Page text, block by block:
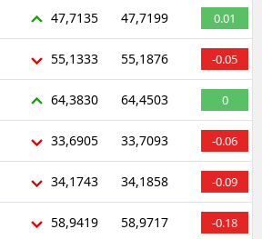
47,7135 47,7199 0.01
55,1333 55,1876 -0.05
64,3830 64,4503 0
33,6905 33,7093 -0.06
34,1743 34,1858 -0.09
58,9419 58,9717 -0.18